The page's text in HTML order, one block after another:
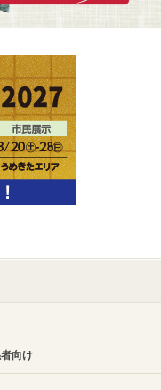
向け